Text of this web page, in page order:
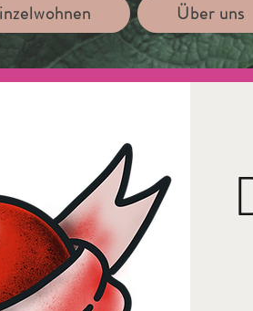
Über uns